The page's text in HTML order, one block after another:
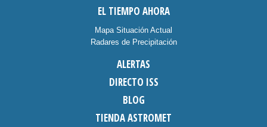
EL TIEMPO AHORA
Mapa Situación Actual
Radares de Precipitación
ALERTAS
DIRECTO ISS
BLOG
TIENDA ASTROMET